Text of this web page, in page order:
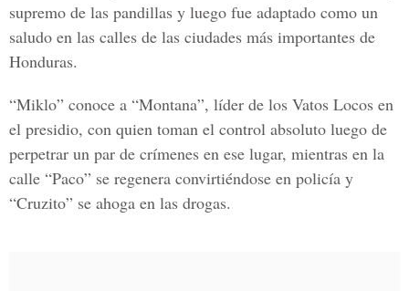
supremo de las pandillas y luego fue adaptado como un
saludo en las calles de las ciudades más importantes de
Honduras.
“Miklo” conoce a “Montana”, líder de los Vatos Locos en
el presidio, con quien toman el control absoluto luego de
perpetrar un par de crímenes en ese lugar, mientras en la
calle “Paco” se regenera convirtiéndose en policía y
“Cruzito” se ahoga en las drogas.